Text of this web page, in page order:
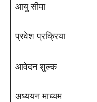
आयु सीमा
प्रवेश प्रक्रिया
आवेदन शुल्क
अध्ययन माध्यम